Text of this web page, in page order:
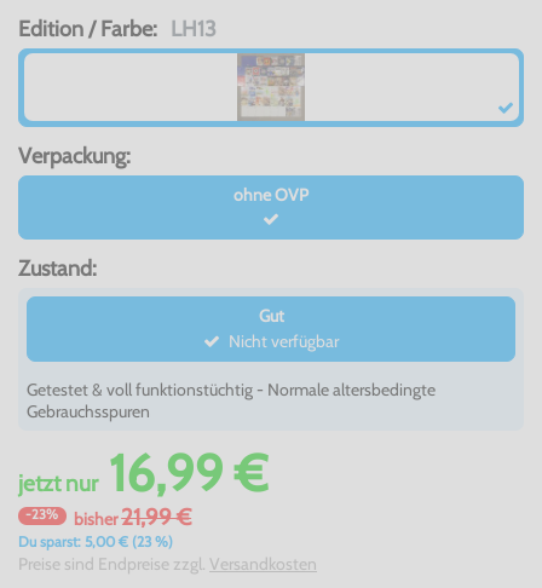
Edition / Farbe: LH13
Verpackung:
ohne OVP
Zustand:
Gut
Nicht verfügbar
Getestet & voll funktionstüchtig - Normale altersbedingte
Gebrauchsspuren
jetztnur16,99 €
-23% bisher21,99 €
Du sparst: 5,00 € (23 %)
Preise sind Endpreise zzgl. Versandkosten